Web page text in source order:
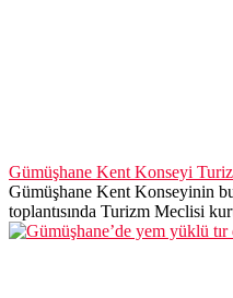
Gümüşhane Kent Konseyi
Gümüşhane Kent Konseyinin
toplantısında Turizm Meclisi